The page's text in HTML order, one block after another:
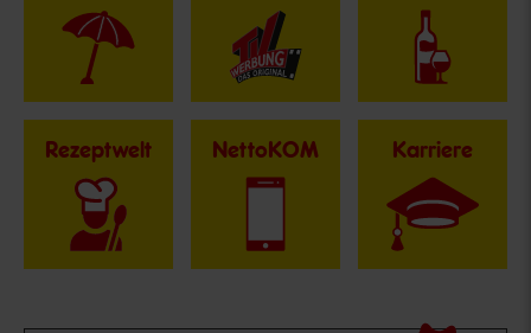
Rezeptwelt NettoKOM Karriere